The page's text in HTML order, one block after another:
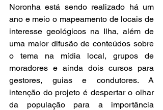
Noronha está sendo realizado há um
ano e meio o mapeamento de locais de
interesse geológicos na Ilha, além de
uma maior difusão de conteúdos sobre
o tema na mídia local, grupos de
moradores e ainda dois cursos para
gestores, guias e condutores. A
intenção do projeto é despertar o olhar
da população para a importância